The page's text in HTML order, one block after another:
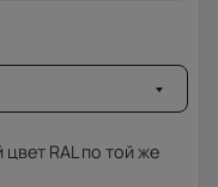
RAL по той же